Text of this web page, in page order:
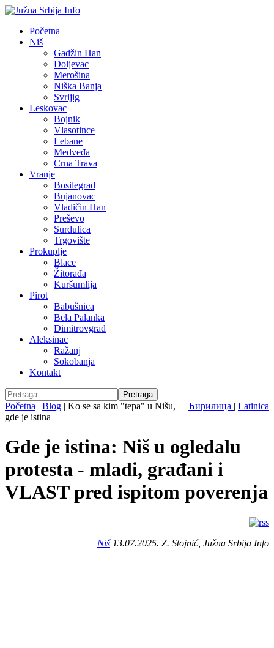
Početna
Niš
Gadžin Han
Doljevac
Merošina
Niška Banja
Svrljig
Leskovac
Bojnik
Vlasotince
Lebane
Medveđa
Crna Trava
Vranje
Bosilegrad
Bujanovac
Vladičin Han
Preševo
Surdulica
Trgovište
Prokuplje
Blace
Žitorađa
Kuršumlija
Pirot
Babušnica
Bela Palanka
Dimitrovgrad
Aleksinac
Ražanj
Sokobanja
Kontakt
Ћирилица | Latinica
Početna | Blog | Ko se sa kim "tepa" u Nišu,
gde je istina
Gde je istina: Niš u ogledalu
protesta - mladi, građani i
VLAST pred ispitom poverenja
Niš13.07.2025. Z. Stojnić, Južna Srbija Info